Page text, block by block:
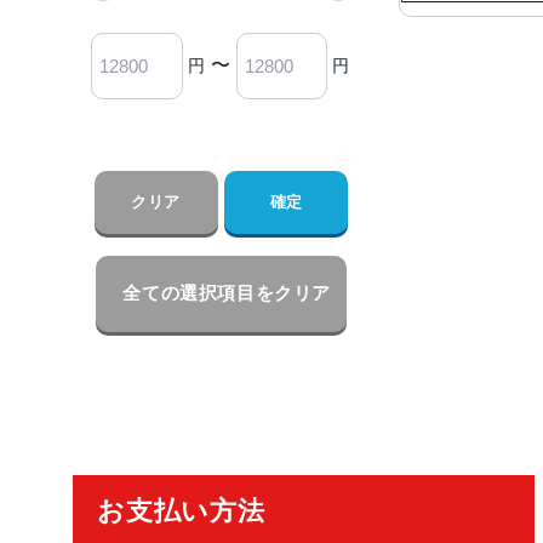
円 〜 円
クリア 確定
全ての選択項目をクリア
お支払い方法